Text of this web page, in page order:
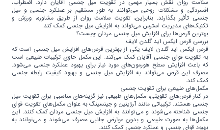
سلامت روان نقش بسیار مهمی در تقویت میل جنسی آقایان دارد. اضطراب،
افسردگی و مشکلات روحی می‌توانند به طور مستقیم بر عملکرد جنسی و میل
جنسی تأثیر بگذارند. بنابراین، تقویت سلامت روان از طریق مشاوره، ورزش و
تکنیک‌های مدیریت استرس می‌تواند به افزایش میل جنسی کمک کند.
بهترین قرص‌ها برای افزایش میل جنسی مردان چیست؟
بررسی قرص ایکس اید گلدن لایف
قرص ایکس اید گلدن لایف یکی از بهترین قرص‌های افزایش میل جنسی است که
به تقویت قوای جنسی آقایان کمک می‌کند. این مکمل حاوی ترکیبات طبیعی است
که باعث افزایش سطح هورمون‌های مورد نیاز برای بهبود عملکرد جنسی می‌شود.
مصرف این قرص می‌تواند به افزایش میل جنسی و بهبود کیفیت رابطه جنسی
کمک کند.
مکمل‌های طبیعی برای تقویت جنسی
در کنار قرص‌های تقویتی، مکمل‌های طبیعی نیز گزینه‌های مناسبی برای تقویت میل
جنسی هستند. ترکیباتی مانند آرژینین و جینسینگ به عنوان مکمل‌های تقویت قوای
جنسی شناخته می‌شوند و می‌توانند به افزایش میل جنسی مردان کمک کنند. این
مکمل‌ها به صورت طبیعی و بدون عوارض جانبی مصرف می‌شوند و می‌توانند به
بهبود قوای جنسی و عملکرد جنسی کمک کنند.